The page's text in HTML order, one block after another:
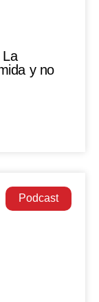
La
y no
Podcast